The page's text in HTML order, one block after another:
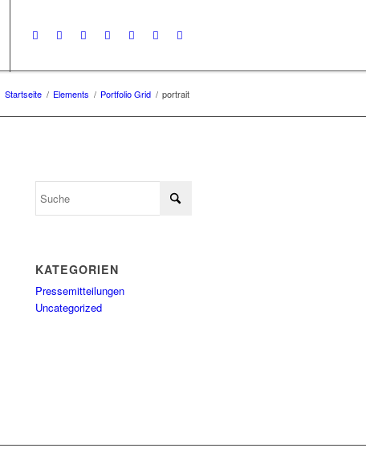
Startseite / Elements / Portfolio Grid / portrait
KATEGORIEN
Pressemitteilungen
Uncategorized